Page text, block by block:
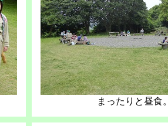
まったりと昼食。